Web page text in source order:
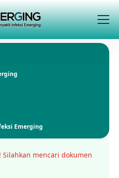
Emerging
Silahkan mencari dokumen